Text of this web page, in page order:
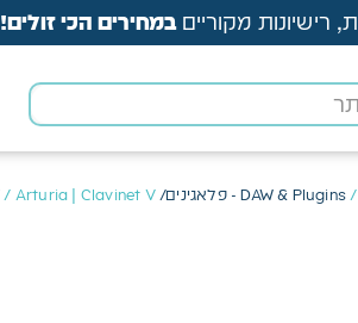
רישיונות מקורייםבמחירים הכי זולים!
DAW & Plugins/
/ Arturia | Clavinet V